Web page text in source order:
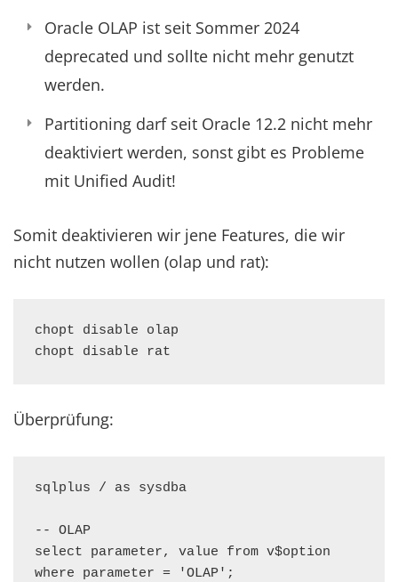
Oracle OLAP ist seit Sommer 2024
deprecated und sollte nicht mehr genutzt
werden.
Partitioning darf seit Oracle 12.2 nicht mehr
deaktiviert werden, sonst gibt es Probleme
mit Unified Audit!
Somit deaktivieren wir jene Features, die wir
nicht nutzen wollen (olap und rat):
chopt disable olap
chopt disable rat
Überprüfung:
sqlplus / as sysdba
-- OLAP
select parameter, value from v$option
where parameter = 'OLAP';